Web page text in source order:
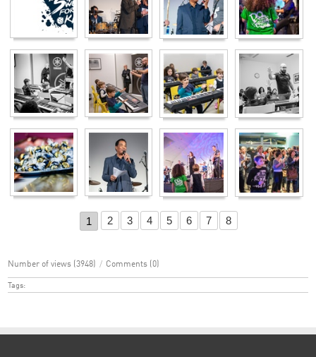
1 2 3 4 5 6 7 8
Number of views (3948) / Comments (0)
Tags: